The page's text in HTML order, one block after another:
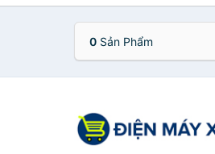
0 Sản Phẩm